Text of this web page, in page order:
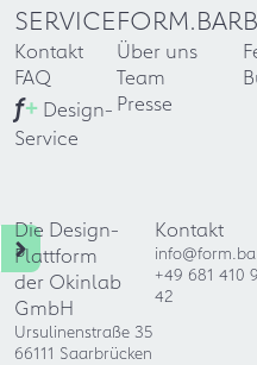
SERVICE
Kontakt
FAQ
f+ Design-
Service
FORM.BAR
Über uns
Team
Presse
Die Design-
Plattform
der Okinlab
GmbH
Ursulinenstraße 35
66111 Saarbrücken
Kontakt
+49 681 410
42